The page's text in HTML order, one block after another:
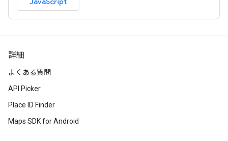
詳細
よくある質問
API Picker
Place ID Finder
Maps SDK for Android